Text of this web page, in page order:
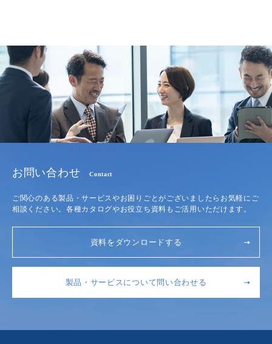
お問い合わせ Contact
ご関心のある製品・サービスやお困りごとがございましたらお気軽にご
相談ください。各種カタログやお役立ち資料もご活用いただけます。
資料をダウンロードする
製品・サービスについて問い合わせる